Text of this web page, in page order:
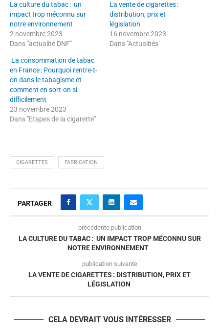
La culture du tabac : un
impact trop méconnu sur
notre environnement
2 novembre 2023
Dans "actualité DNF"
La vente de cigarettes :
distribution, prix et
législation
16 novembre 2023
Dans "Actualités"
La consommation de tabac
en France : Pourquoi rentre-t-
on dans le tabagisme et
comment en sort-on si
difficilement
23 novembre 2023
Dans "Etapes de la cigarette"
CIGARETTES FABRICATION
PARTAGER
précédente publication
LA CULTURE DU TABAC : UN IMPACT TROP MÉCONNU SUR
NOTRE ENVIRONNEMENT
publication suivante
LA VENTE DE CIGARETTES : DISTRIBUTION, PRIX ET
LÉGISLATION
CELA DEVRAIT VOUS INTÉRESSER